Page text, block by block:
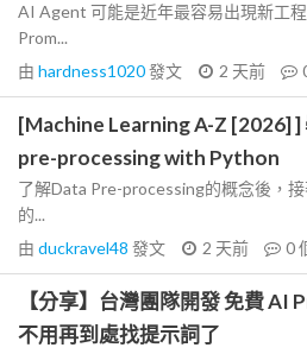
AI Agent 可能是近年最容易出現新工
Prom...
由 hardness1020發文 2 天前
[Machine Learning A-Z [2026]
pre-processing with Python
了解Data Pre-processing的概念後，
的...
由 duckravel48 發文 2 天前 0
【分享】台灣團隊開發 免費 AI
不用再到處找提示詞了